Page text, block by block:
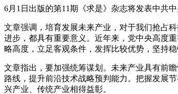
6月1日出版的第11期《求是》杂志将发表中共
文章强调，培育发展未来产业，对于我们抢占
进步，都具有重要意义。近年来，党中央高度
略高度，立足客观条件，发挥比较优势，坚持
文章指出，要加强统筹谋划。未来产业具有前
路线，提升前沿技术战略预判能力。把握发展
兴产业、传统产业相得益彰。